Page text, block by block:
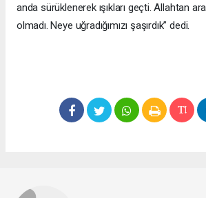
anda sürüklenerek ışıkları geçti. Allahtan
olmadı. Neye uğradığımızı şaşırdık” dedi.